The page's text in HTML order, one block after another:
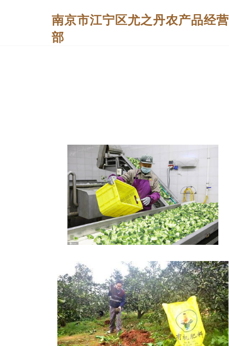
南京市江宁区尤之丹农产品经营
部